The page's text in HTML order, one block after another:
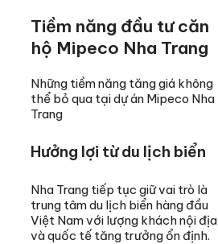
Tiềm năng đầu tư căn
hộ Mipeco Nha Trang
Những tiềm năng tăng giá không
thể bỏ qua tại dự án Mipeco Nha
Trang
Hưởng lợi từ du lịch biển
Nha Trang tiếp tục giữ vai trò là
trung tâm du lịch biển hàng đầu
Việt Nam với lượng khách nội địa
và quốc tế tăng trưởng ổn định.